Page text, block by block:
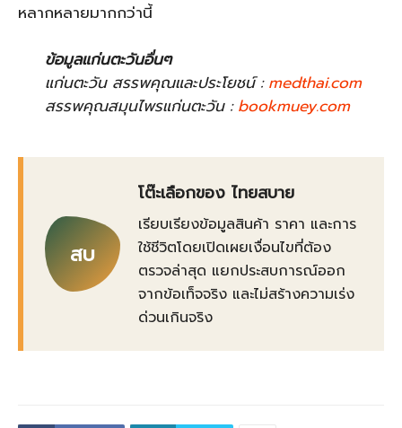
หลากหลายมากกว่านี้
ข้อมูลแก่นตะวันอื่นๆ
แก่นตะวัน สรรพคุณและประโยชน์ :medthai.com
สรรพคุณสมุนไพรแก่นตะวัน :bookmuey.com
สบ
โต๊ะเลือกของ ไทยสบาย
เรียบเรียงข้อมูลสินค้า ราคา และการ
ใช้ชีวิตโดยเปิดเผยเงื่อนไขที่ต้อง
ตรวจล่าสุด แยกประสบการณ์ออก
จากข้อเท็จจริง และไม่สร้างความเร่ง
ด่วนเกินจริง